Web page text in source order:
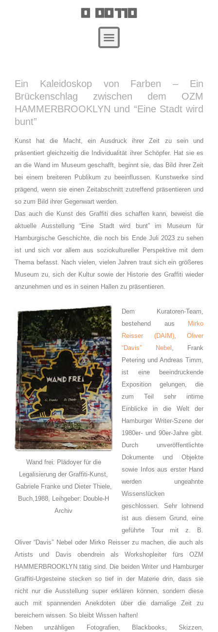
Ein Kaleidoskop von Farben – Ein
Brückenschlag zwischen dem OZM
HAMMERBROOKLYN und “Eine Stadt wird
bunt”
Kunst hat die Macht, ein Ausdruck ihrer Zeit zu sein und
präsentiert gleichzeitig die Individualität ihrer Schöpfer. Hat sie es
an die Wand im Museum geschafft, beginnt sie, das Bild ihrer Zeit
bei einem breiteren Publikum zu beeinflussen. Kunstwerke sind
prägend, wenn sie einen Zeitabschnitt zutreffend präsentieren und
so zum Bild ihrer Gegenwart werden.
Das auch die Kunst des Graffiti dies schaffen kann, beweist die
aktuelle Ausstellung “Eine Stadt wird bunt” im Museum für
Hamburgische Geschichte, die noch bis Ende Juli 2023 zu sehen
ist und sich vor allem aus soziokultureller Perspektive mit dem
Thema befasst. Nach vielen, vielen Jahren traut sich ein größeres
Museum zu, sich der Kultur sowie der Historie des Graffiti wieder
anzunehmen und es in seinen Hallen zu präsentieren.
Wand frei: Plädoyer für die
Legalisierung der Graffiti-Kunst,
Gabriele Franke und Dieter Thiele,
Buch,1988, Leihgeber: Double-H
Archiv
Dem Kuratoren-Team,
bestehend aus Mirko
Reisser (DAIM),Oliver
“Davis” Nebel , Frank
Petering und Andreas Timm,
ist eine beeindruckende
Exposition gelungen, die
zum Teil sehr intime
Einblicke in die Welt der
Hamburger Writer-Szene der
1980er- und 90er-Jahre gibt.
Durch unveröffentlichte
Dokumente und Objekte
sowie Infos aus erster Hand
werden ungeahnte
Wissenslücken
geschlossen. Sehr lohnend
ist aus diesem Grund, eine
geführte Tour mit z. B.
Oliver “Davis” Nebel oder Mirko Reisser zu machen, die auch als
Artists und Davis obendrein als Workshopleiter fürs OZM
HAMMERBROOKLYN tätig sind. Die beiden Writer und Hamburger
Graffiti-Urgesteine stecken so tief in der Materie drin, dass sie
nicht nur die Ausstellung super erklären können, sondern diese
auch mit spannenden Anekdoten über die damalige Zeit zu
bereichern wissen. So bleibt Wissen haften!
Neben unzähligen Fotografien, Blackbooks, Skizzen,